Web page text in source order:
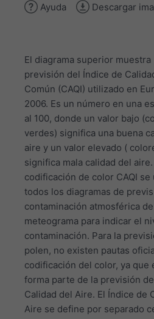
Ayuda Descargar
El diagrama superior muestra
previsión del Índice de
Común (CAQI) utilizado en
2006. Es un número en una
al 100, donde un valor bajo
verdes) significa una buena
aire y un valor elevado (
significa mala calidad del aire.
codificación de color CAQI se
todos los diagramas de
contaminación atmosférica
meteograma para indicar el
contaminación. Para la
polen, no existen pautas
codificación del color, ya que
forma parte de la previsión
Calidad del Aire. El Índice de
Aire se define por separado